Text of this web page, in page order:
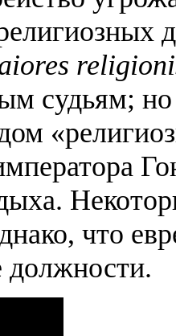
судьям; но
что